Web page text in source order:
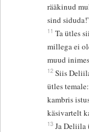
rääkinud
sind
11 Ta ütles
millega ei
muud
12 Siis
ütles
kambris
käsivartelt
13 Ja Deliila